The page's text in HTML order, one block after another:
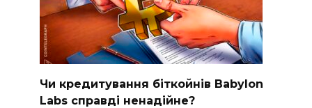
Чи кредитування біткойнів Babylon
Labs справді ненадійне?